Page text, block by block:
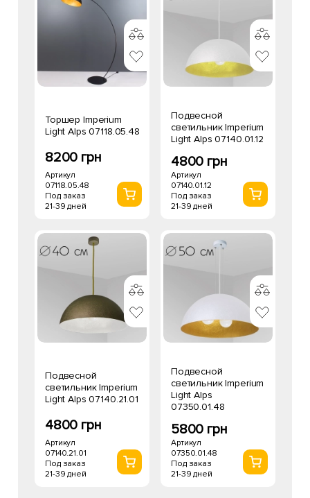
Торшер Imperium
Light Alps 07118.05.48
8200 грн
Артикул
07118.05.48
Под заказ
21-39 дней
Подвесной
светильник Imperium
Light Alps 07140.01.12
4800 грн
Артикул
07140.01.12
Под заказ
21-39 дней
Подвесной
светильник Imperium
Light Alps 07140.21.01
4800 грн
Артикул
07140.21.01
Под заказ
21-39 дней
Подвесной
светильник Imperium
Light Alps
07350.01.48
5800 грн
Артикул
07350.01.48
Под заказ
21-39 дней